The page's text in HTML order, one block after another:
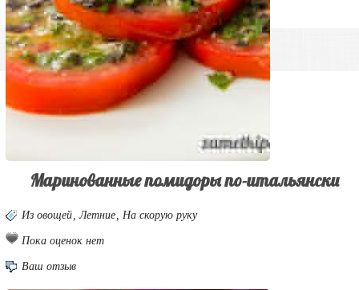
Маринованные помидоры по-итальянски
Из овощей,Летние, На скорую руку
Пока оценок нет
Ваш отзыв